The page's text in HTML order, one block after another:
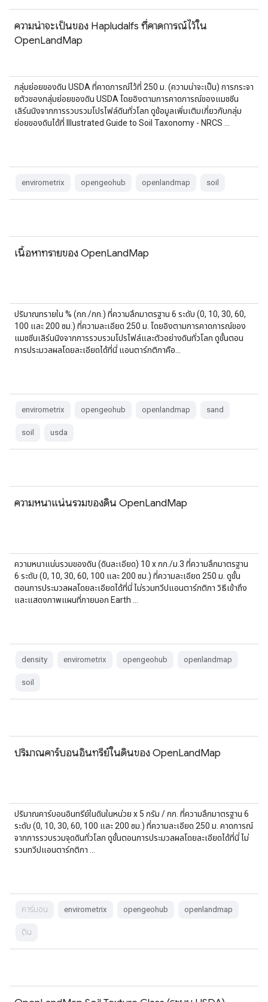
ความน่าจะเป็นของ Hapludalfs ที่คาดการณ์ไว้ใน
OpenLandMap
กลุ่มย่อยของดิน USDA ที่คาดการณ์ไว้ที่ 250 ม. (ความน่าจะเป็น) การกระจา
ยตัวของกลุ่มย่อยของดิน USDA โดยอิงตามการคาดการณ์ของแมชชีน
เลิร์นนิงจากการรวบรวมโปรไฟล์ดินทั่วโลก ดูข้อมูลเพิ่มเติมเกี่ยวกับกลุ่ม
ย่อยของดินได้ที่ Illustrated Guide to Soil Taxonomy - NRCS …
envirometrix opengeohub openlandmap soil
เนื้อหาทรายของ OpenLandMap
ปริมาณทรายใน % (กก./กก.) ที่ความลึกมาตรฐาน 6 ระดับ (0, 10, 30, 60,
100 และ 200 ซม.) ที่ความละเอียด 250 ม. โดยอิงตามการคาดการณ์ของ
แมชชีนเลิร์นนิงจากการรวบรวมโปรไฟล์และตัวอย่างดินทั่วโลก ดูขั้นตอน
การประมวลผลโดยละเอียดได้ที่นี่ แอนตาร์กติกาคือ...
envirometrix opengeohub openlandmap sand
soil usda
ความหนาแน่นรวมของดิน OpenLandMap
ความหนาแน่นรวมของดิน (ดินละเอียด) 10 x กก./ม.3 ที่ความลึกมาตรฐาน
6 ระดับ (0, 10, 30, 60, 100 และ 200 ซม.) ที่ความละเอียด 250 ม. ดูขั้น
ตอนการประมวลผลโดยละเอียดได้ที่นี่ ไม่รวมทวีปแอนตาร์กติกา วิธีเข้าถึง
และแสดงภาพแผนที่ภายนอก Earth …
density envirometrix opengeohub openlandmap
soil
ปริมาณคาร์บอนอินทรีย์ในดินของ OpenLandMap
ปริมาณคาร์บอนอินทรีย์ในดินในหน่วย x 5 กรัม / กก. ที่ความลึกมาตรฐาน 6
ระดับ (0, 10, 30, 60, 100 และ 200 ซม.) ที่ความละเอียด 250 ม. คาดการณ์
จากการรวบรวมจุดดินทั่วโลก ดูขั้นตอนการประมวลผลโดยละเอียดได้ที่นี่ ไม่
รวมทวีปแอนตาร์กติกา …
คาร์บอน envirometrix opengeohub openlandmap
ดิน